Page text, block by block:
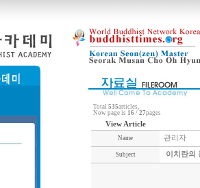
Total 535articles,
Now page is 16 / 27pages
View Article
Name 관리자
Subject 이치란의